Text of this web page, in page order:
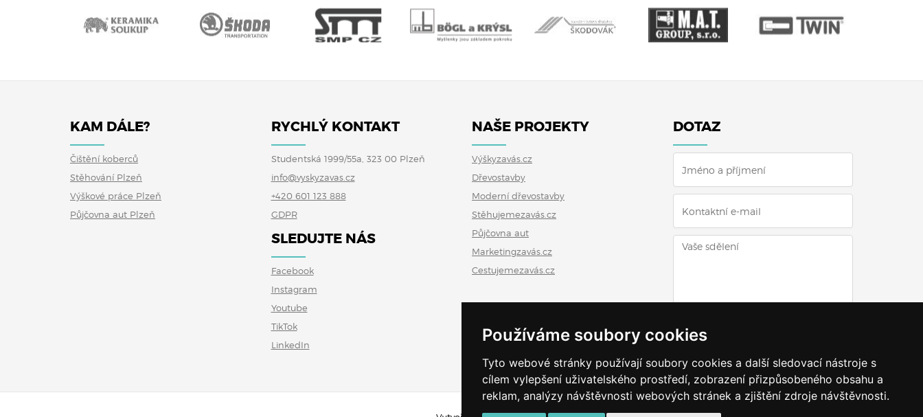
Používáme soubory cookies
Tyto webové stránky používají soubory cookies a další sledovací nástroje s
cílem vylepšení uživatelského prostředí, zobrazení přizpůsobeného obsahu a
reklam, analýzy návštěvnosti webových stránek a zjištění zdroje návštěvnosti.
KAM DÁLE?
Čištění koberců
Stěhování Plzeň
Výškové práce Plzeň
Půjčovna aut Plzeň
RYCHLÝ KONTAKT
Studentská 1999/55a, 323 00 Plzeň
info@vyskyzavas.cz
+420 601 123 888
GDPR
SLEDUJTE NÁS
Facebook
Instagram
Youtube
TikTok
LinkedIn
NAŠE PROJEKTY
Výškyzavás.cz
Dřevostavby
Moderní dřevostavby
Stěhujemezavás.cz
Půjčovna aut
Marketingzavás.cz
Cestujemezavás.cz
DOTAZ